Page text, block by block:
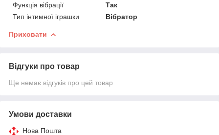
Функція вібрації
Так
Тип інтимної іграшки
Вібратор
Приховати
Відгуки про товар
Ще немає відгуків про цей товар
Умови доставки
Нова Пошта